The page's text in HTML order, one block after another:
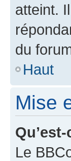
atteint.
du
Haut
Mise
Le